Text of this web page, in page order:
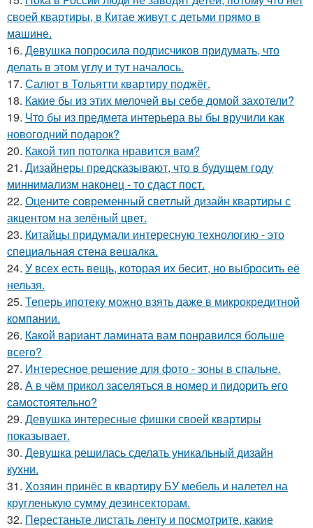
своей квартиры, в Китае живут с детьми прямо в
машине.
16. Девушка попросила подписчиков придумать, что
делать в этом углу и тут началось.
17. Салют в Тольятти квартиру поджёг.
18. Какие бы из этих мелочей вы себе домой захотели?
19. Что бы из предмета интерьера вы бы вручили как
новогодний подарок?
20. Какой тип потолка нравится вам?
21. Дизайнеры предсказывают, что в будущем году
миннимализм наконец - то сдаст пост.
22. Оцените современный светлый дизайн квартиры с
акцентом на зелёный цвет.
23. Китайцы придумали интересную технологию - это
специальная стена вешалка.
24. У всех есть вещь, которая их бесит, но выбросить её
нельзя.
25. Теперь ипотеку можно взять даже в микрокредитной
компании.
26. Какой вариант ламината вам понравился больше
всего?
27. Интересное решение для фото - зоны в спальне.
28. А в чём прикол заселяться в номер и пидорить его
самостоятельно?
29. Девушка интересные фишки своей квартиры
показывает.
30. Девушка решилась сделать уникальный дизайн
кухни.
31. Хозяин принёс в квартиру БУ мебель и налетел на
кругленькую сумму дезинсекторам.
32. Перестаньте листать ленту и посмотрите, какие